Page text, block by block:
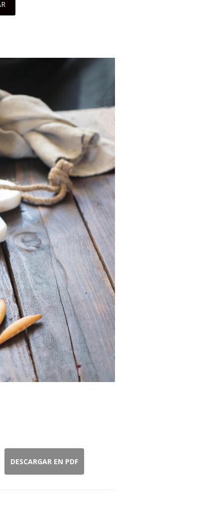
DESCARGAR EN PDF